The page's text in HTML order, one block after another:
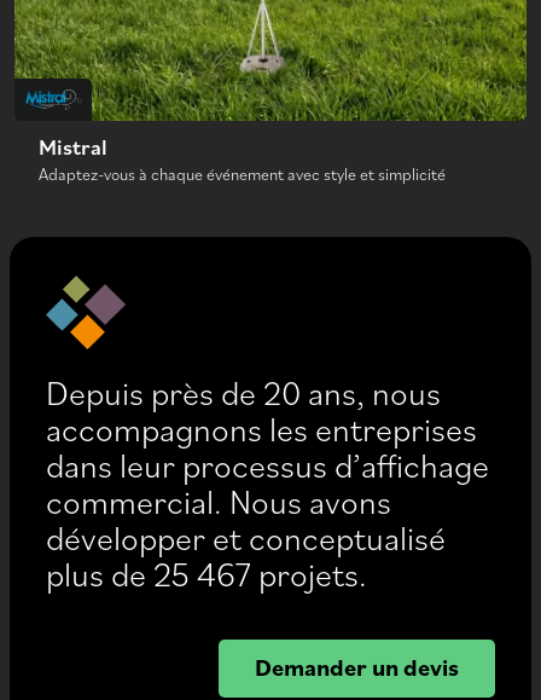
Mistral
Adaptez-vous à chaque événement avec style et simplicité
Depuis près de 20 ans, nous
accompagnons les entreprises
dans leur processus d’affichage
commercial. Nous avons
développer et conceptualisé
plus de 25 467 projets.
Demander un devis